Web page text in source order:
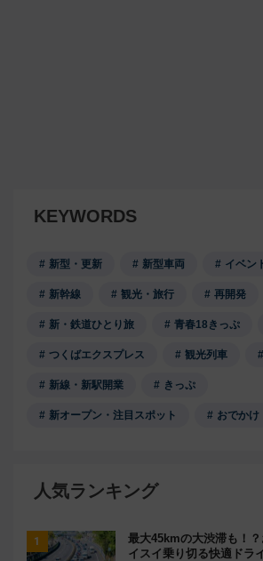
KEYWORDS
新型・更新 新型車両 イベン
新幹線 観光・旅行 再開発
新・鉄道ひとり旅 青春18きっぷ
つくばエクスプレス 観光列車
新線・新駅開業 きっぷ
新オープン・注目スポット おでかけ
人気ランキング
最大45kmの大渋滞も！
イスイ乗り切る快適ドラ